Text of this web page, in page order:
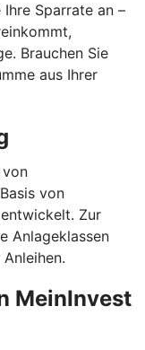
Sparrate an –
Brauchen Sie
aus Ihrer
von
von
Zur
Anlageklassen
MeinInvest